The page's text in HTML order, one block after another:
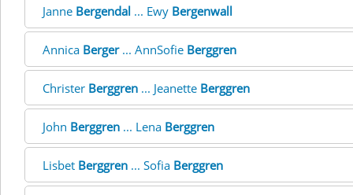
Janne Bergendal ... Ewy Bergenwall
Annica Berger... AnnSofie Berggren
Christer Berggren ... Jeanette Berggren
John Berggren ... Lena Berggren
Lisbet Berggren ... Sofia Berggren